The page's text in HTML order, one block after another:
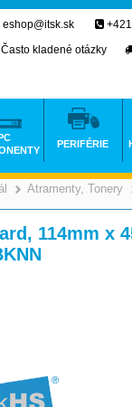
>
Atramenty, Tonery
114mm x
eshop@itsk.sk
Často kladené otázky
PERIFÉRIE